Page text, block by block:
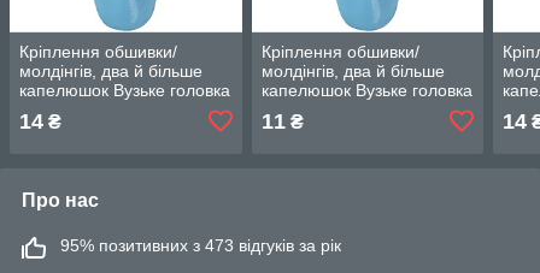
Кріплення обшивки/
молдінгів, два й більше
капелюшок Вузьке головка
14 ₴
Кріплення обшивки/
молдінгів, два й більше
капелюшок Вузьке головка
11₴ 14
Про нас
95% позитивних з 473 відгуків за рік